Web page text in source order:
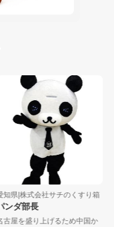
愛知県|株式会社サチのくすり箱
パンダ部長
名古屋を盛り上げるため中国か